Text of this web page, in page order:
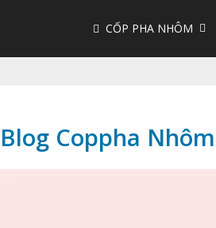
CỐP PHA NHÔM
Blog Coppha